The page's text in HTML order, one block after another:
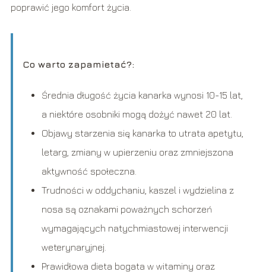
poprawić jego komfort życia.
Co warto zapamietać?:
Średnia długość życia kanarka wynosi 10-15 lat,
a niektóre osobniki mogą dożyć nawet 20 lat.
Objawy starzenia się kanarka to utrata apetytu,
letarg, zmiany w upierzeniu oraz zmniejszona
aktywność społeczna.
Trudności w oddychaniu, kaszel i wydzielina z
nosa są oznakami poważnych schorzeń
wymagających natychmiastowej interwencji
weterynaryjnej.
Prawidłowa dieta bogata w witaminy oraz